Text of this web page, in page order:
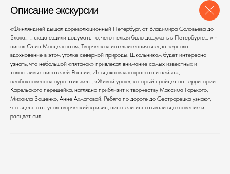
Описание экскурсии
«Финляндией дышал дореволюционный Петербург, от Владимира Соловьева до
Блока… …сюда ездили додумать то, чего нельзя было додумать в Петербурге… » -
писал Осип Мандельштам. Творческая интеллигенция всегда черпала
вдохновение в этом уголке северной природы. Школьникам будет интересно
узнать, что небольшой «пятачок» привлекал внимание самых известных и
талантливых писателей России. Их вдохновляла красота и пейзаж,
необыкновенная аура этих мест. «Живой урок», который пройдет на территории
Карельского перешейка, наглядно приблизит к творчеству Максима Горького,
Михаила Зощенко, Анне Ахматовой. Ребята по дороге до Сестрорецка узнают,
что здесь отступал творческий кризис, писатели испытывали вдохновение и
расцвет сил.